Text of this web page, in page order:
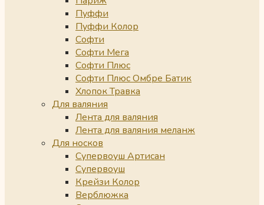
Пуффи
Пуффи Колор
Софти
Софти Мега
Софти Плюс
Софти Плюс Омбре Батик
Хлопок Травка
Для валяния
Лента для валяния
Лента для валяния меланж
Для носков
Супервоуш Артисан
Супервоуш
Крейзи Колор
Верблюжка